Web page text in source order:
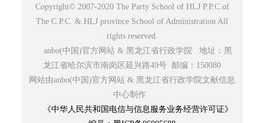
Copyright© 2007-2020 The Party School of HLJ P.P.C.of
The C.P.C. & HLJ province School of Administration All
rights reserved.
anbo(中国)官方网站 & 黑龙江省行政学院 地址：黑
龙江省哈尔滨市南岗区延兴路49号 邮编：150080
网站由anbo(中国)官方网站 & 黑龙江省行政学院文献信息
中心制作
《中华人民共和国电信与信息服务业务经营许可证》